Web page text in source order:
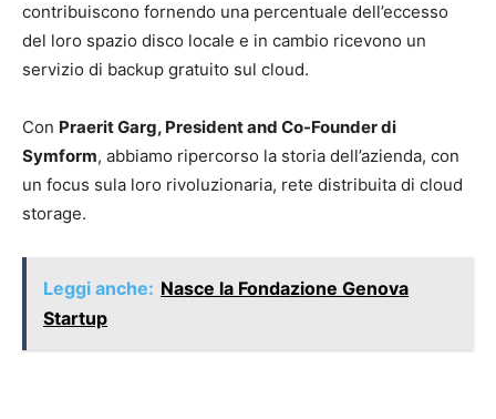
contribuiscono fornendo una percentuale dell’eccesso
del loro spazio disco locale e in cambio ricevono un
servizio di backup gratuito sul cloud.
Con Praerit Garg, President and Co-Founder di
Symform, abbiamo ripercorso la storia dell’azienda, con
un focus sula loro rivoluzionaria, rete distribuita di cloud
storage.
Leggi anche: Nasce la Fondazione Genova
Startup